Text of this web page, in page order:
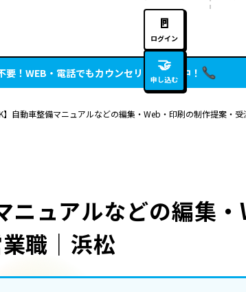
🚪
ログイン
🤝
申し込む
要！WEB・電話でもカウンセリング実施中！
】自動車整備マニュアルなどの編集・Web・印刷の制作提案・
ニュアルなどの編集
職｜浜松